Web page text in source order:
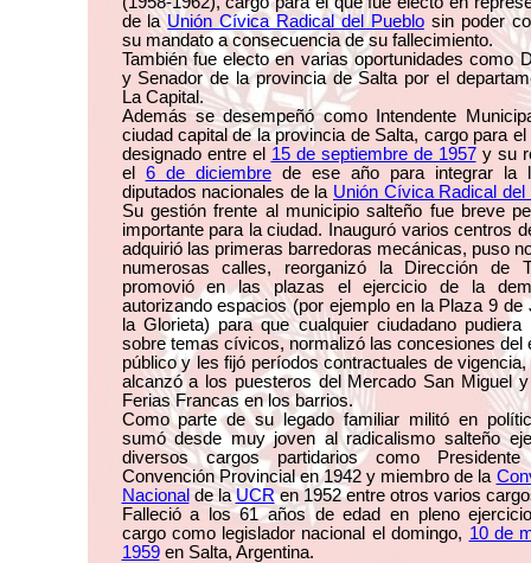
de laUnión Cívica Radical del Pueblosin poder
su mandato a consecuencia de su fallecimiento.
También fue electo en varias oportunidades como
y Senador de la provincia de Salta por el
La Capital.
Además se desempeñó como Intendente
ciudad capital de la provincia de Salta, cargo para el
designado entre el 15 de septiembre de 1957y su
el 6 de diciembrede ese año para integrar la
diputados nacionales de la Unión Cívica Radical del
Su gestión frente al municipio salteño fue breve
importante para la ciudad. Inauguró varios centros
adquirió las primeras barredoras mecánicas, puso
numerosas calles, reorganizó la Dirección de
promovió en las plazas el ejercicio de la
autorizando espacios (por ejemplo en la Plaza 9 de
la Glorieta) para que cualquier ciudadano pudiera
sobre temas cívicos, normalizó las concesiones del
público y les fijó períodos contractuales de vigencia,
alcanzó a los puesteros del Mercado San Miguel y
Ferias Francas en los barrios.
Como parte de su legado familiar militó en
sumó desde muy joven al radicalismo salteño
diversos cargos partidarios como
Convención Provincial en 1942 y miembro de la
Nacional de laUCRen 1952 entre otros varios
Falleció a los 61 años de edad en pleno
cargo como legislador nacional el domingo, 10 de
1959en Salta, Argentina.